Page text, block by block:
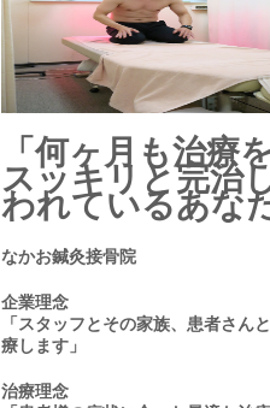
「何ヶ月も治療
スッキリと完治
われているあな
なかお鍼灸接骨院
企業理念
「スタッフとその家族、患者さん
療します」
治療理念